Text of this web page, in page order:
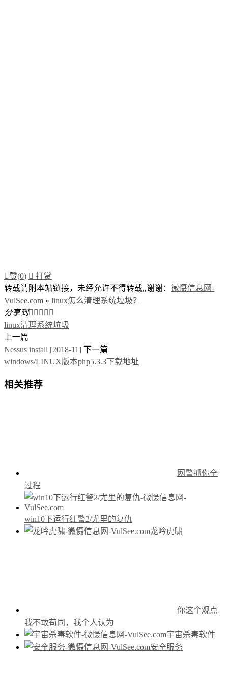
赞(0)  打赏
转载请附本站链接，未经允许不得转载,,谢谢： 微慑信息网-
VulSee.com » linux怎么清理系统垃圾？
分享到    
linux清理系统垃圾
上一篇
Nessus install [2018-11] 下一篇
windows/LINUX版本php5.3.3下载地址
相关推荐
网警抓你全
过程
win10下运行红警2/尤里的复仇
龙吟虎啸
你这个观点
我不敢苟同，我个人认为
宇宙杀毒软件
安全服务